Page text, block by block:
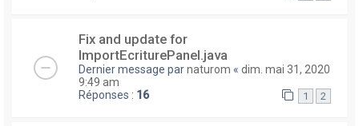
Fix and update for
ImportEcriturePanel.java
Dernier message parnaturom « dim. mai 31, 2020
9:49 am
Réponses : 16 1 2